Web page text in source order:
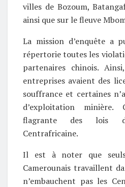
villes de Bozoum,
ainsi que sur le fleuve
La mission d’enquête a
répertorie toutes les
partenaires chinois.
entreprises avaient des
souffrance et certaines
d’exploitation minière.
flagrante des lois
Centrafricaine.
Il est à noter que
Camerounais travaillent
n’embauchent pas les